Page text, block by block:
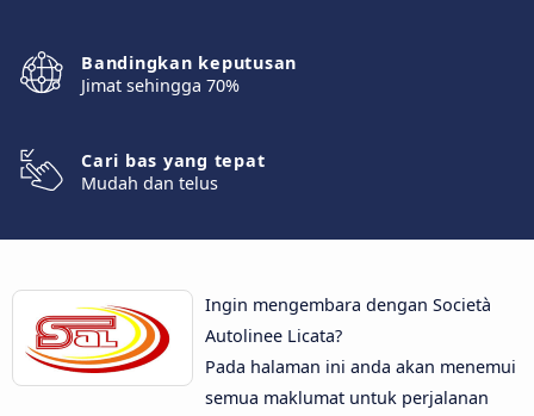
Bandingkan keputusan
Jimat sehingga 70%
Cari bas yang tepat
Mudah dan telus
Ingin mengembara dengan Società
Autolinee Licata?
Pada halaman ini anda akan menemui
semua maklumat untuk perjalanan